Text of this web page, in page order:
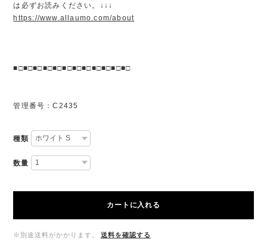
は必ずお読みください。↓↓↓
https://www.allaumo.com/about
■□■□■□■□■□■□■□■□■□■□■□■□
管理番号：C2435
種類
数量
カートに入れる
※別途送料がかかります。
送料を確認する